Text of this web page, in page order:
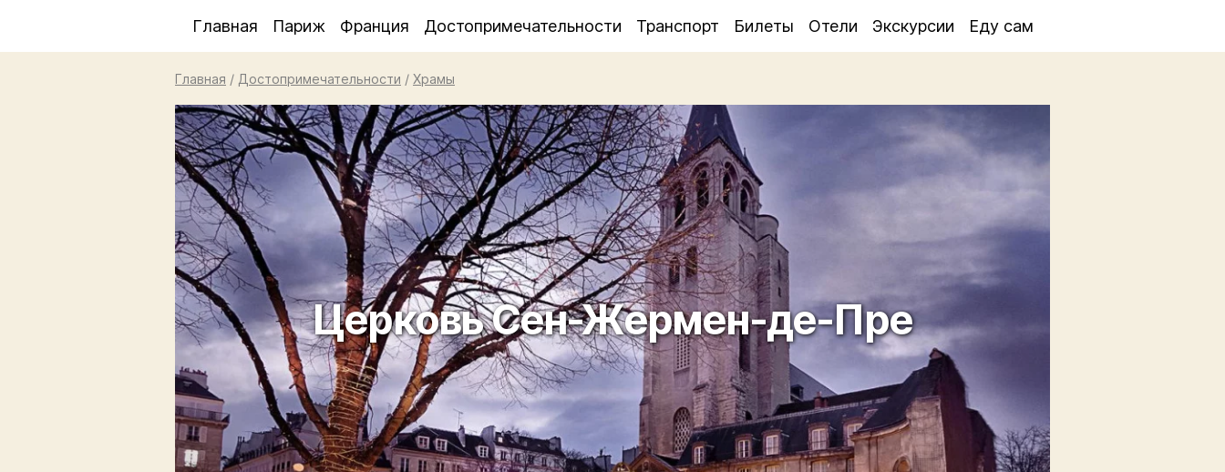
Главная Париж Франция Достопримечательности Транспорт Билеты Отели Экскурсии Еду сам
Главная / Достопримечательности / Храмы
Церковь Сен-Жермен-де-Пре